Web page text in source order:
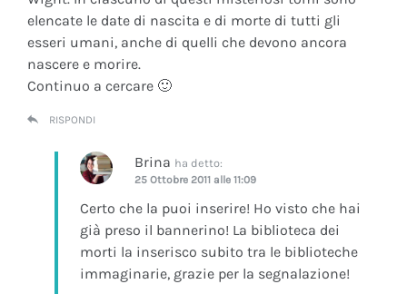
elencate le date di nascita e di morte di tutti gli
esseri umani, anche di quelli che devono ancora
nascere e morire.
Continuo a cercare 🙂
RISPONDI
Brina ha detto:
25 Ottobre 2011 alle 11:09
Certo che la puoi inserire! Ho visto che hai
già preso il bannerino! La biblioteca dei
morti la inserisco subito tra le biblioteche
immaginarie, grazie per la segnalazione!